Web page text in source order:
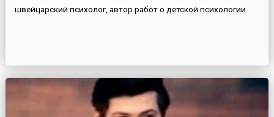
швейцарский психолог, автор работ о детской психологии